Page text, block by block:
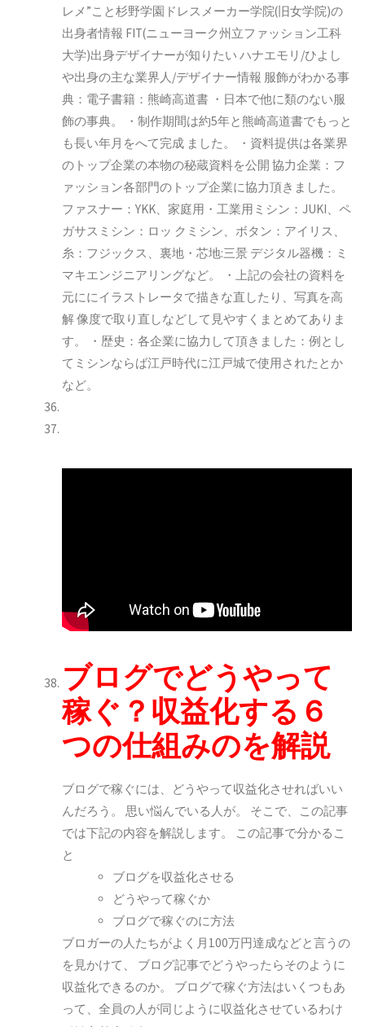
レメ”こと杉野学園ドレスメーカー学院(旧女学院)の
出身者情報 FIT(ニューヨーク州立ファッション工科
大学)出身デザイナーが知りたいハナエモリ/ひよし
や出身の主な業界人/デザイナー情報 服飾がわかる事
典：電子書籍：熊崎高道書 ・日本で他に類のない服
飾の事典。
・制作期間は約5年と熊崎高道書でもっと
も長い年月をへて完成 ました。
・資料提供は各業界
のトップ企業の本物の秘蔵資料を公開協力企業：フ
ァッション各部門のトップ企業に協力頂きました。
ファスナー：YKK、家庭用・工業用ミシン：JUKI、ペ
ガサスミシン：ロッ クミシン、ボタン：アイリス、
糸：フジックス、裏地・芯地:三景 デジタル器機：ミ
マキエンジニアリングなど。
・上記の会社の資料を
元ににイラストレータで描きな直したり、写真を高
解像度で取り直しなどして見やすくまとめてありま
す。
・歴史：各企業に協力して頂きました：例とし
てミシンならば江戸時代に江戸城で使用されたとか
など。
ブログでどうやって
稼ぐ？収益化する６
つの仕組みのを解説
ブログで稼ぐには、どうやって収益化させればいい
んだろう。思い悩んでいる人が。 そこで、この記事
では下記の内容を解説します。 この記事で分かるこ
と
ブログを収益化させる
どうやって稼ぐか
ブログで稼ぐのに方法
ブロガーの人たちがよく月100万円達成などと言うの
を見かけて、 ブログ記事でどうやったらそのように
収益化できるのか。 ブログで稼ぐ方法はいくつもあ
って、全員の人が同じように収益化させているわけ